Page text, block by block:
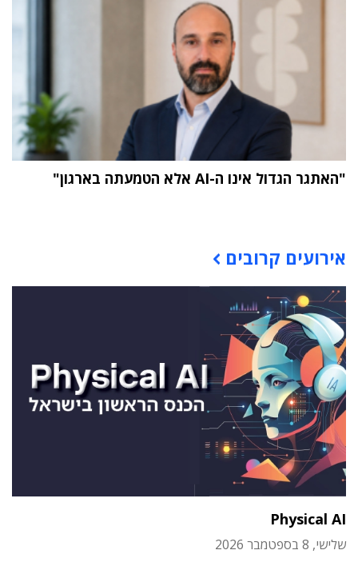
"האתגר הגדול אינו ה-AI אלא הטמעתה בארגון"
אירועים קרובים
Physical AI
שלישי, 8 בספטמבר 2026